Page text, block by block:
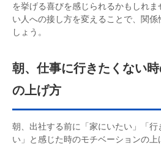
を挙げる喜びを感じられるかもしれ
い人への接し方を変えることで、関
しょう。
朝、仕事に行きたくない
の上げ方
朝、出社する前に「家にいたい」「
い」と感じた時のモチベーションの上